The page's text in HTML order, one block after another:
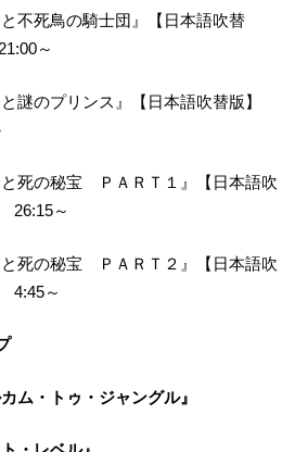
不死鳥の騎士団』【日本語吹替
～
と謎のプリンス』【日本語吹替版】
と死の秘宝 ＰＡＲＴ１』【日本語吹
26:15～
と死の秘宝 ＰＡＲＴ２』【日本語吹
4:45～
ム・トゥ・ジャングル』